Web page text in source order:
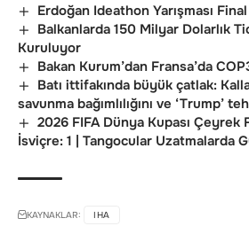
Erdoğan Ideathon Yarışması Final
Balkanlarda 150 Milyar Dolarlık
Kuruluyor
Bakan Kurum’dan Fransa’da
Batı ittifakında büyük çatlak:
savunma bağımlılığını ve ‘Trump’
2026 FIFA Dünya Kupası Çeyrek
İsviçre: 1 | Tangocular Uzatmalarda
KAYNAKLAR: IHA